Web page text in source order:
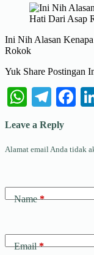
Ini Nih Alasan
Rokok
Yuk Share Postingan
Leave a Reply
Alamat email Anda tidak
Name*
Email*